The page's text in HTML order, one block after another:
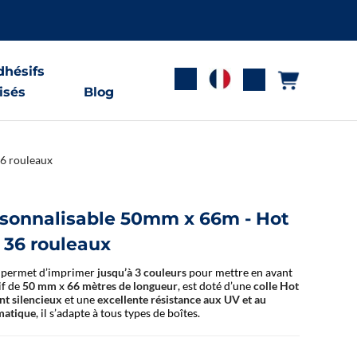
Blog
rouleaux
50mm x 66m - Hot
rouleaux
d’imprimer jusqu’à 3 couleurs pour mettre en avant
de50 mm x66 mètres de longueur, est doté d’unecolle Hot
silencieux et uneexcellente résistance aux UV et au
, il s’adapte à tous types de boîtes.